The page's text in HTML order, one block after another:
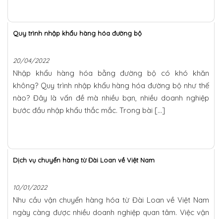
Quy trình nhập khẩu hàng hóa đường bộ
20/04/2022
Nhập khẩu hàng hóa bằng đường bộ có khó khăn
không? Quy trình nhập khẩu hàng hóa đường bộ như thế
nào? Đây là vấn đề mà nhiều bạn, nhiều doanh nghiệp
bước đầu nhập khẩu thắc mắc. Trong bài […]
Dịch vụ chuyển hàng từ Đài Loan về Việt Nam
10/01/2022
Nhu cầu vận chuyển hàng hóa từ Đài Loan về Việt Nam
ngày càng được nhiều doanh nghiệp quan tâm. Việc vận